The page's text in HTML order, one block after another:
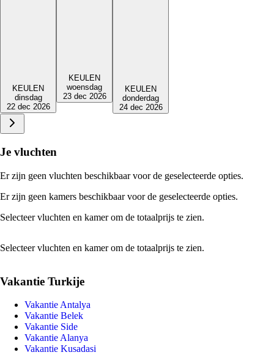
KEULEN
dinsdag
22 dec 2026
KEULEN
woensdag
23 dec 2026
KEULEN
donderdag
24 dec 2026
Je vluchten
Er zijn geen vluchten beschikbaar voor de geselecteerde opties.
Er zijn geen kamers beschikbaar voor de geselecteerde opties.
Selecteer vluchten en kamer om de totaalprijs te zien.
Selecteer vluchten en kamer om de totaalprijs te zien.
Vakantie Turkije
Vakantie Antalya
Vakantie Belek
Vakantie Side
Vakantie Alanya
Vakantie Kusadasi